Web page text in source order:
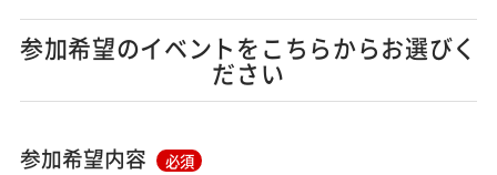
参加希望のイベントをこちらからお選びく
ださい
参加希望内容 必須